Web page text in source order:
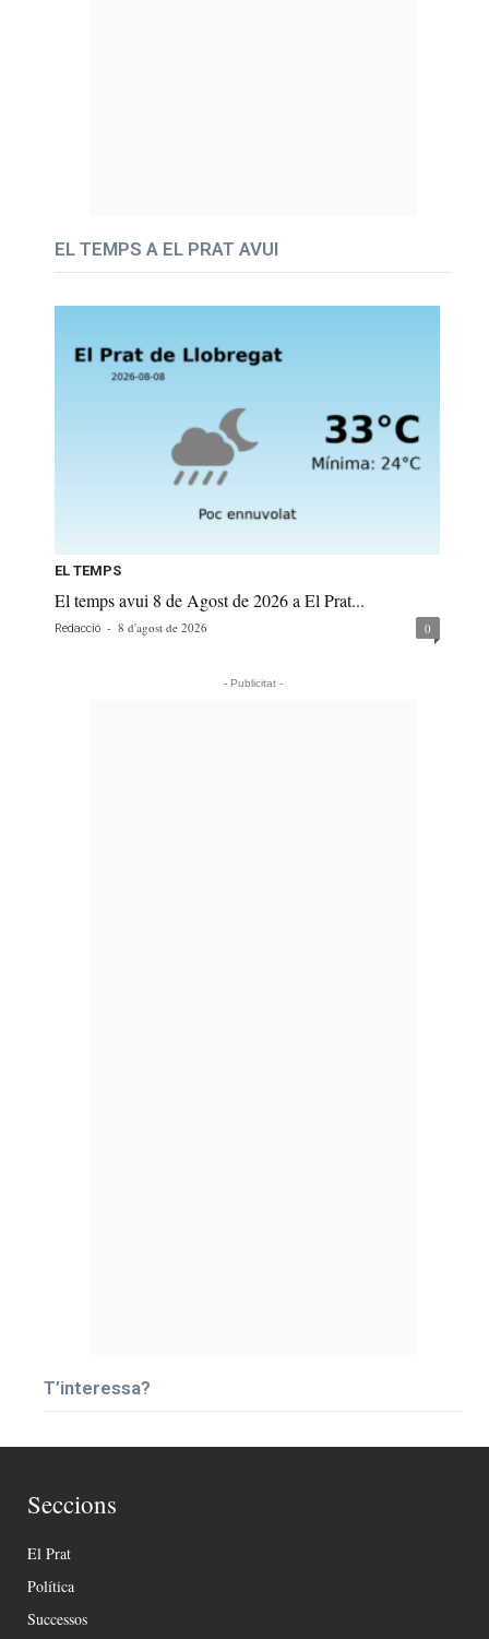
EL TEMPS A EL PRAT AVUI
EL TEMPS
El temps avui 8 de Agost de 2026 a El Prat...
Redacció - 8 d'agost de 2026 0
- Publicitat -
T’interessa?
Seccions
El Prat
Política
Successos